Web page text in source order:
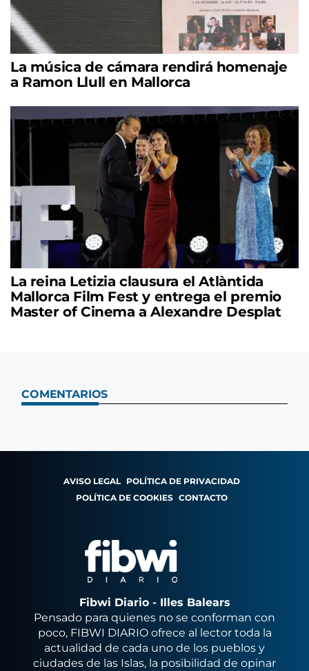
La música de cámara rendirá homenaje
a Ramon Llull en Mallorca
La reina Letizia clausura el Atlàntida
Mallorca Film Fest y entrega el premio
Master of Cinema a Alexandre Desplat
COMENTARIOS
AVISO LEGAL POLÍTICA DE PRIVACIDAD
POLÍTICA DE COOKIES CONTACTO
Fibwi Diario - Illes Balears
Pensado para quienes no se conforman con
poco, FIBWI DIARIO ofrece al lector toda la
actualidad de cada uno de los pueblos y
ciudades de las Islas, la posibilidad de opinar